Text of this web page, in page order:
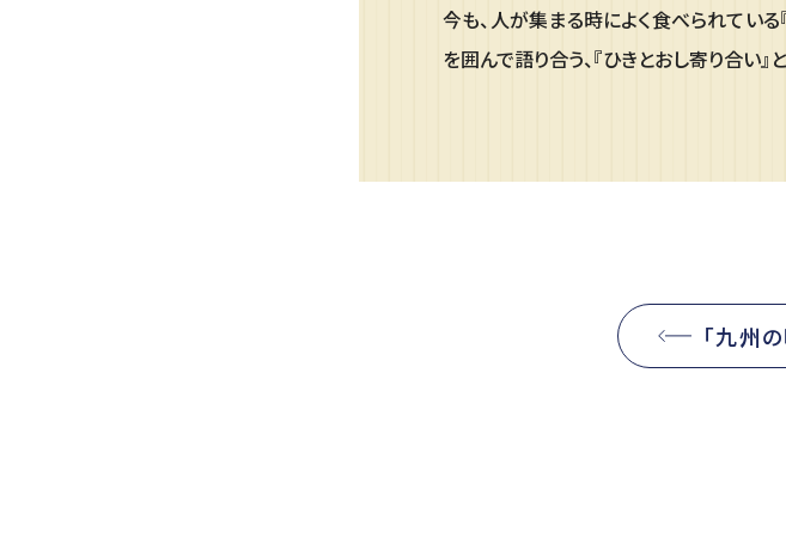
今も、人が集まる時によく食べられている
を囲んで語り合う、『ひきとおし寄り合い
「九州